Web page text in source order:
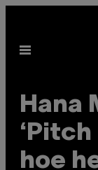
de Open
Hana
hoe